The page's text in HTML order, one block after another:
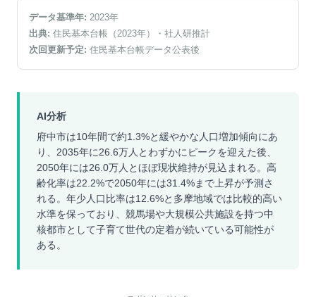
データ基準年: 2023年
出典: 住民基本台帳（2023年）
・社人研推計
次回更新予定: 住民基本台帳データ公表後
AI分析
府中市は10年間で約1.3%と緩やかな人口増加傾向にあ
り、2035年に26.6万人とわずかにピークを迎えた後、
2050年には26.0万人とほぼ現状維持が見込まれる。高
齢化率は22.2%で2050年には31.4%まで上昇が予測さ
れる。年少人口比率は12.6%と多摩地域では比較的高い
水準を保っており、競馬場や大規模公共施設を持つ中
核都市として子育て世代の定着が続いている可能性が
ある。